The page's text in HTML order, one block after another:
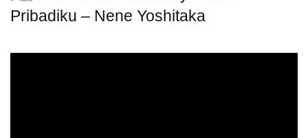
Pribadiku – Nene Yoshitaka